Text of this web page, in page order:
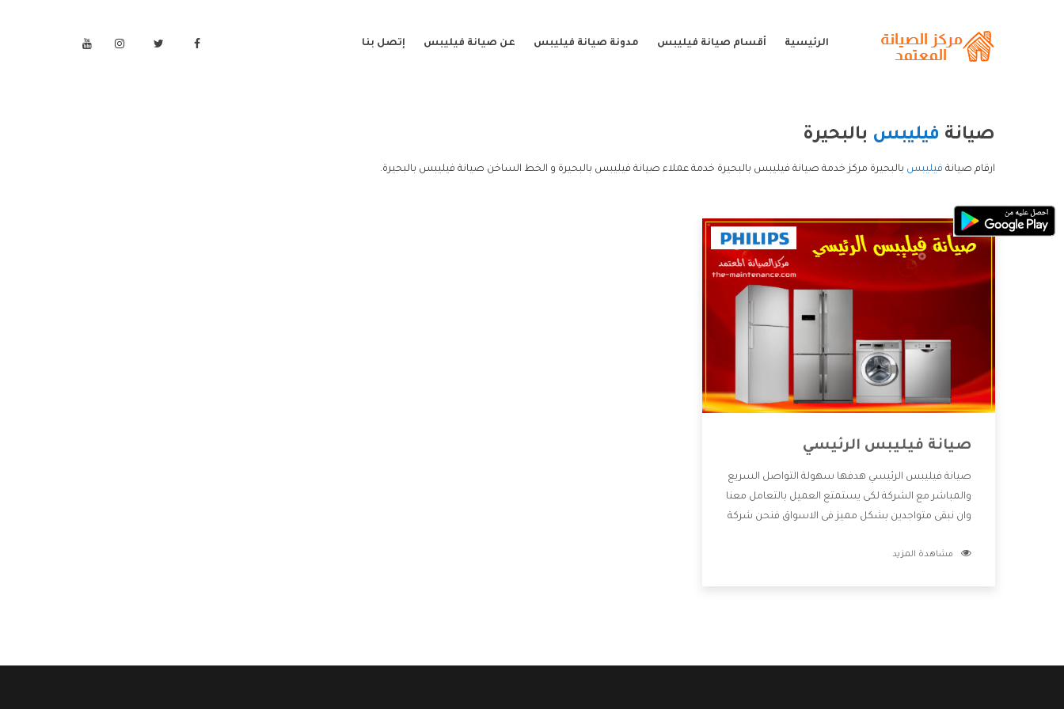
الرئيسية أقسام صيانة فيليبس مدونة صيانة فيليبس عن صيانة فيليبس إتصل بنا
صيانة فيليبس بالبحيرة
ارقام صيانة فيليبس بالبحيرة مركز خدمة صيانة فيليبس بالبحيرة خدمة عملاء صيانة فيليبس بالبحيرة و الخط الساخن صيانة فيليبس بالبحيرة.
صيانة فيليبس الرئيسي
صيانة فيليبس الرئيسي هدفها سهولة التواصل السريع
والمباشر مع الشركة لكى يستمتع العميل بالتعامل معنا
وان نبقى متواجدين بشكل مميز فى الاسواق فنحن شركة
بالخدمات التى تنفرد الشركة بها والتى تكون منها خدمة
مشاهدة المزيد